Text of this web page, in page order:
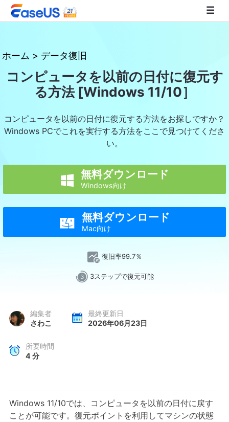
EaseUS
ホーム > データ復旧
コンピュータを以前の日付に復元す
る方法 [Windows 11/10］
コンピュータを以前の日付に復元する方法をお探しですか？
Windows PCでこれを実行する方法をここで見つけてくださ
い。
 無料ダウンロード
Windows向け
 無料ダウンロード
Mac向け
復旧率99.7％
3ステップで復元可能
編集者
さわこ
最終更新日
2026年06月23日
所要時間
4 分
Windows 11/10では、コンピュータを以前の日付に戻す
ことが可能です。復元ポイントを利用してマシンの状態